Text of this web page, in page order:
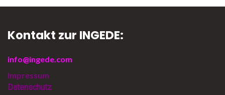
Kontakt zur INGEDE:
info@ingede.com
Impressum
Datenschutz